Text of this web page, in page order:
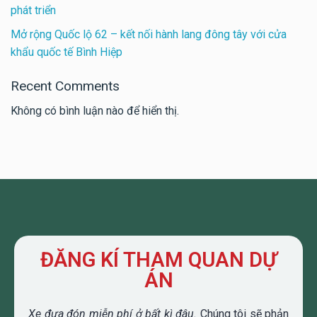
phát triển
Mở rộng Quốc lộ 62 – kết nối hành lang đông tây với cửa
khẩu quốc tế Bình Hiệp
Recent Comments
Không có bình luận nào để hiển thị.
ĐĂNG KÍ THAM QUAN DỰ
ÁN
Xe đưa đón miễn phí ở bất kì đâu. Chúng tôi sẽ phản